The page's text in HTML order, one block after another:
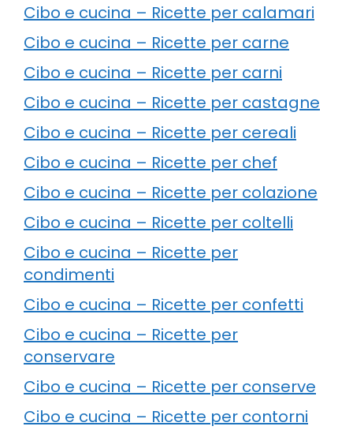
Cibo e cucina – Ricette per calamari
Cibo e cucina – Ricette per carne
Cibo e cucina – Ricette per carni
Cibo e cucina – Ricette per castagne
Cibo e cucina – Ricette per cereali
Cibo e cucina – Ricette per chef
Cibo e cucina – Ricette per colazione
Cibo e cucina – Ricette per coltelli
Cibo e cucina – Ricette per
condimenti
Cibo e cucina – Ricette per confetti
Cibo e cucina – Ricette per
conservare
Cibo e cucina – Ricette per conserve
Cibo e cucina – Ricette per contorni